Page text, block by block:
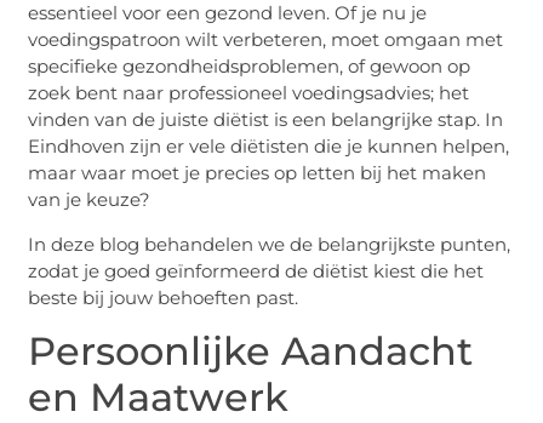
essentieel voor een gezond leven. Of je nu je
voedingspatroon wilt verbeteren, moet omgaan met
specifieke gezondheidsproblemen, of gewoon op
zoek bent naar professioneel voedingsadvies; het
vinden van de juiste diëtist is een belangrijke stap. In
Eindhoven zijn er vele diëtisten die je kunnen helpen,
maar waar moet je precies op letten bij het maken
van je keuze?
In deze blog behandelen we de belangrijkste punten,
zodat je goed geïnformeerd de diëtist kiest die het
beste bij jouw behoeften past.
Persoonlijke Aandacht
en Maatwerk